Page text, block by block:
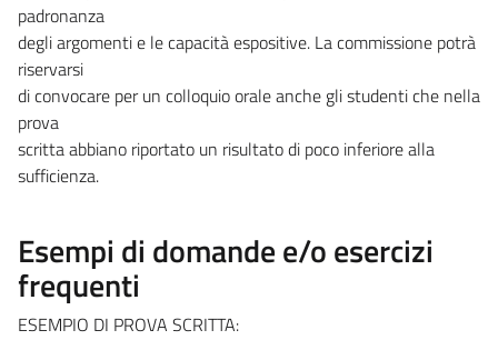
padronanza
degli argomenti e le capacità espositive. La commissione potrà
riservarsi
di convocare per un colloquio orale anche gli studenti che nella
prova
scritta abbiano riportato un risultato di poco inferiore alla
sufficienza.
Esempi di domande e/o esercizi
frequenti
ESEMPIO DI PROVA SCRITTA: